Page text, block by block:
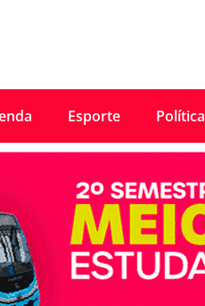
Esporte Política